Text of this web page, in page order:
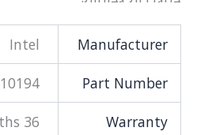
Manufacturer
Intel
Part Number
10194
Warranty
36 months